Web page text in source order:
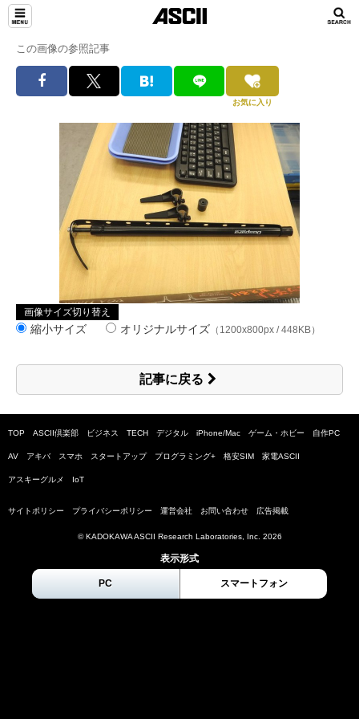
この画像の参照記事
お気に入り
画像サイズ切り替え
縮小サイズ オリジナルサイズ （1200x800px / 448KB）
記事に戻る
TOP ASCII倶楽部 ビジネス TECH デジタル iPhone/Mac ゲーム・ホビー 自作PC
AV アキバ スマホ スタートアップ プログラミング+ 格安SIM 家電ASCII
アスキーグルメ IoT
サイトポリシー プライバシーポリシー 運営会社 お問い合わせ 広告掲載
© KADOKAWA ASCII Research Laboratories, Inc. 2026
表示形式
PC スマートフォン